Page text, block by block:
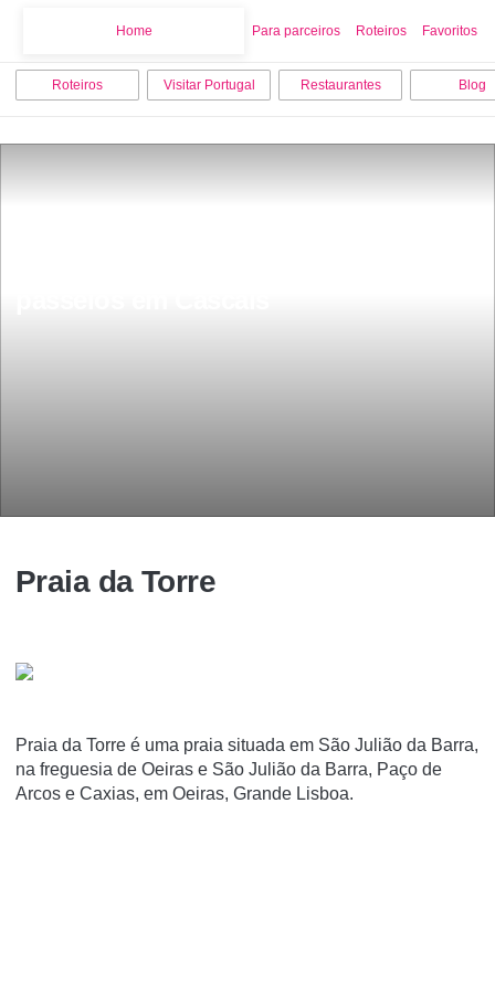
Home Para parceiros Roteiros Favoritos
Roteiros Visitar Portugal Restaurantes Blog
Praia da Torre
Praia da Torre é uma praia situada em São Julião da Barra,
na freguesia de Oeiras e São Julião da Barra, Paço de
Arcos e Caxias, em Oeiras, Grande Lisboa.